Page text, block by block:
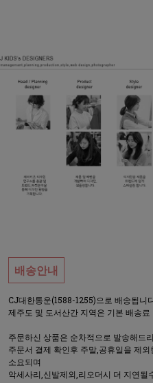
배송안내
CJ대한통운(1588-1255)으로 배송됩니
제주도 및 도서산간 지역은 기본 배송
주문하신 상품은 순차적으로 발송해드
주문서 결제 확인후 주말,공휴일을 제
소요되며
악세사리,신발제외,리오더시 더 지연될